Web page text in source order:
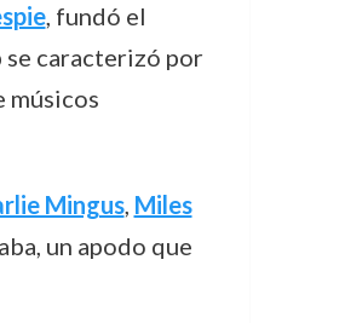
, fundó el
se caracterizó por
músicos
Mingus, Miles
un apodo que